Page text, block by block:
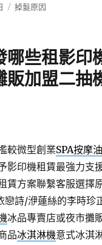
分
掉髮原因
哪些租影印
販加盟二抽
較微型創業SPA按摩
影印機租賃最強力支
賃方案聯繫客服選擇
戀詩/洢蓮絲的李時珍
冰品專賣店或夜市攤
品冰淇淋機意式冰淇